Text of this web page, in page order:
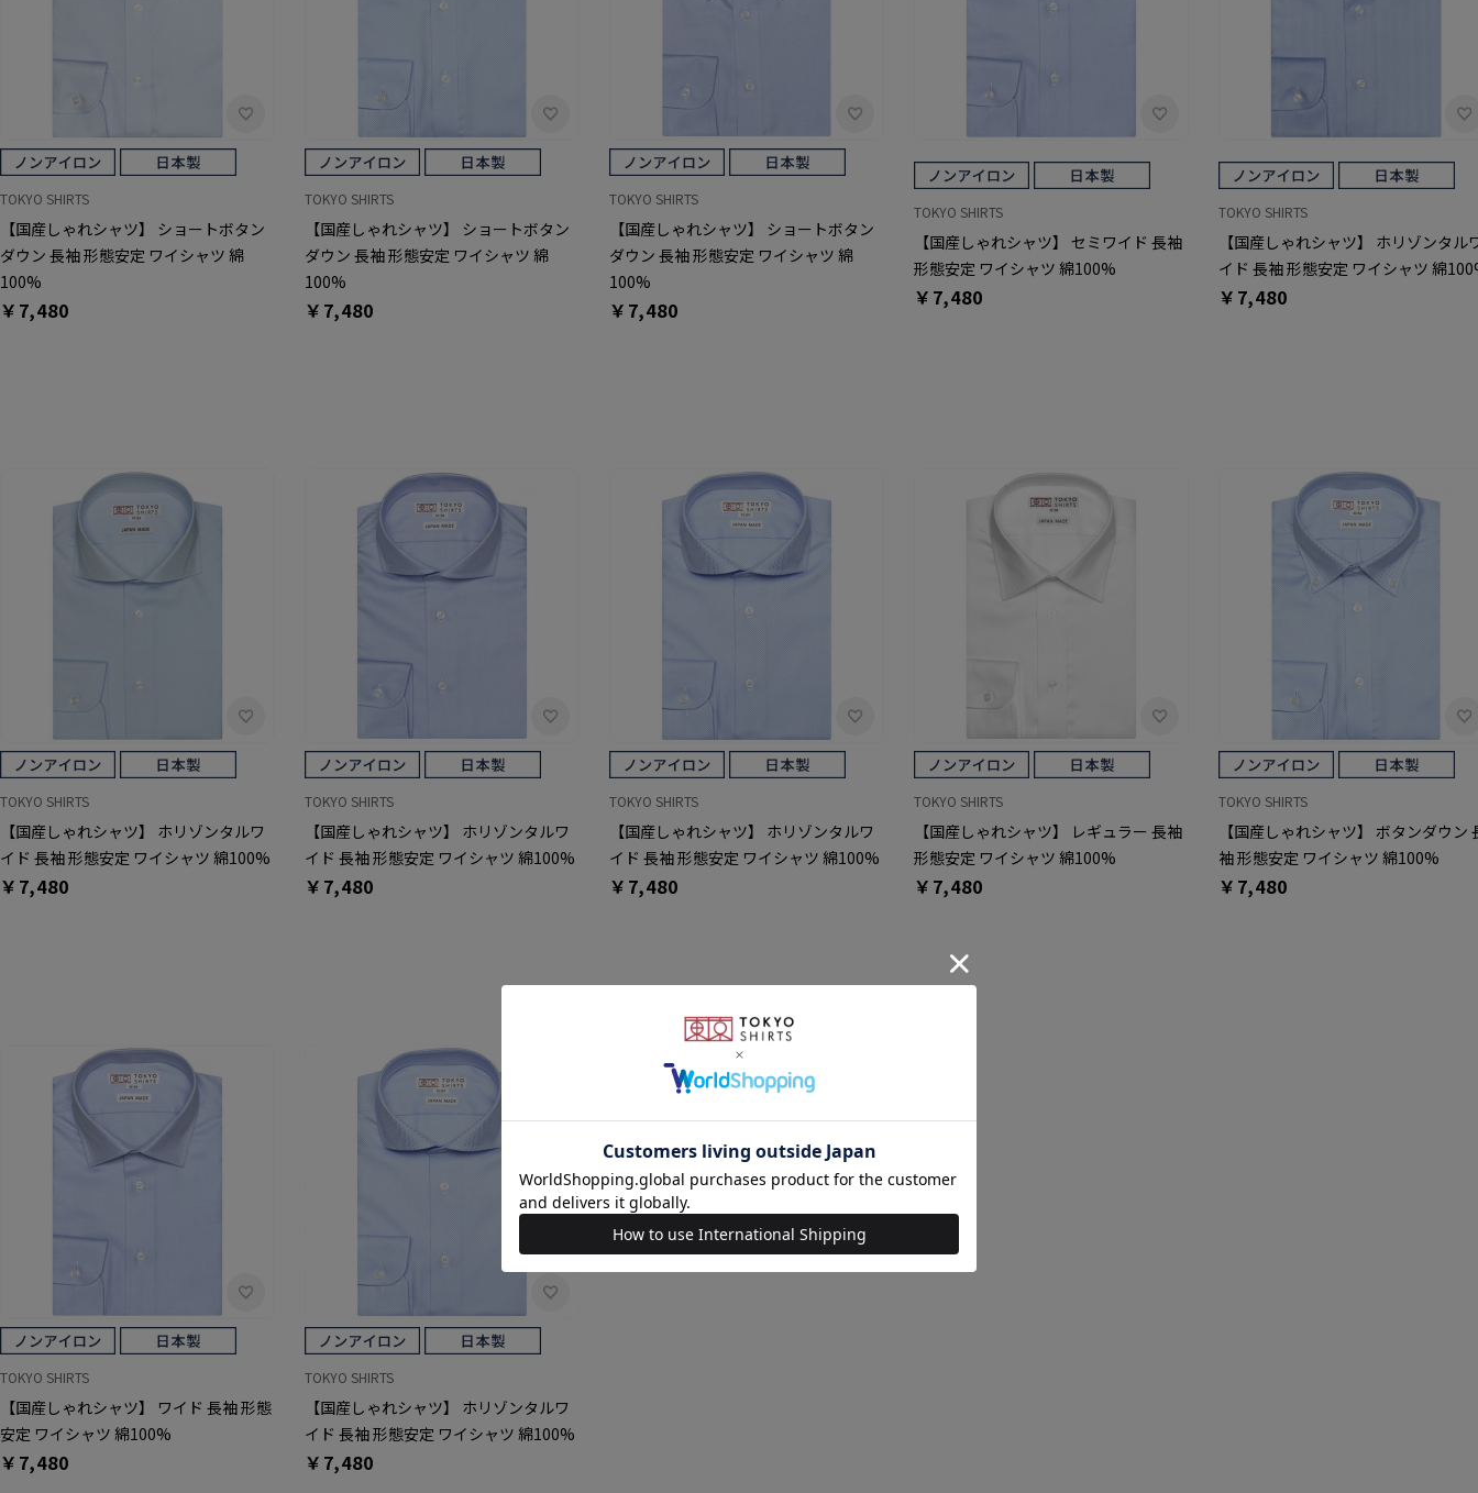
TOKYO SHIRTS
【国産しゃれシャツ】 ショートボタン
ダウン 長袖 形態安定 ワイシャツ 綿
100%
￥7,480
TOKYO SHIRTS
【国産しゃれシャツ】 ショートボタン
ダウン 長袖 形態安定 ワイシャツ 綿
100%
￥7,480
TOKYO SHIRTS
【国産しゃれシャツ】 ショートボタン
ダウン 長袖 形態安定 ワイシャツ 綿
100%
￥7,480
TOKYO SHIRTS
【国産しゃれシャツ】 セミワイド 長袖
形態安定 ワイシャツ 綿100%
￥7,480
TOKYO SHIRTS
【国産しゃれシャツ】 ホリゾンタル
イド 長袖 形態安定 ワイシャツ 綿
￥7,480
TOKYO SHIRTS
【国産しゃれシャツ】 ホリゾンタルワ
イド 長袖 形態安定 ワイシャツ 綿100%
￥7,480
TOKYO SHIRTS
【国産しゃれシャツ】 ホリゾンタルワ
イド 長袖 形態安定 ワイシャツ 綿100%
￥7,480
TOKYO SHIRTS
【国産しゃれシャツ】 ホリゾンタルワ
イド 長袖 形態安定 ワイシャツ 綿100%
￥7,480
TOKYO SHIRTS
【国産しゃれシャツ】 レギュラー 長袖
形態安定 ワイシャツ 綿100%
￥7,480
TOKYO SHIRTS
【国産しゃれシャツ】 ボタンダウン
袖 形態安定 ワイシャツ 綿100%
￥7,480
TOKYO SHIRTS
【国産しゃれシャツ】 ワイド 長袖 形態
安定 ワイシャツ 綿100%
￥7,480
TOKYO SHIRTS
【国産しゃれシャツ】 ホリゾンタルワ
イド 長袖 形態安定 ワイシャツ 綿100%
￥7,480